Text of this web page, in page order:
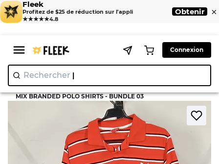
Fleek
Profitez de $25 de réduction sur l'appli
★★★★★4.8
Obtenir ×
Connexion
Rechercher "Jui
Home > T-Shirt >
MIX BRANDED POLO SHIRTS - BUNDLE 03